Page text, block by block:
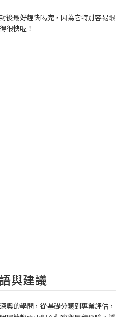
後最好趕快喝完，因為它特別容易跟
很快喔！
與建議
奧的學問，從基礎分類到專業評估，